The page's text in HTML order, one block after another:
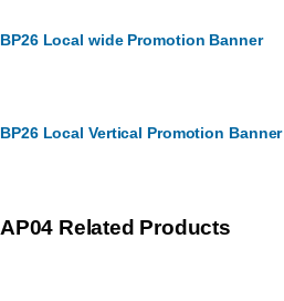
BP26 Local wide Promotion Banner
BP26 Local Vertical Promotion Banner
AP04 Related Products